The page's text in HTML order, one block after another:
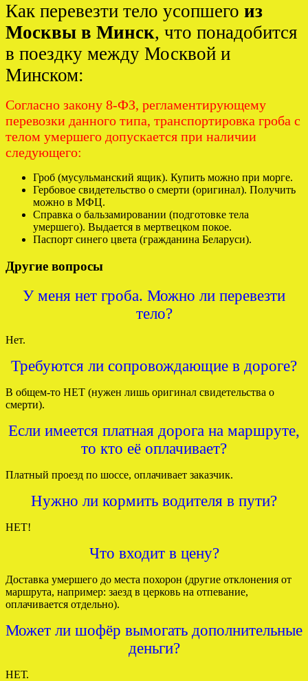
Как перевезти тело усопшего из
Москвы в Минск, что понадобится
в поездку между Москвой и
Минском:
Согласно закону 8-ФЗ, регламентирующему
перевозки данного типа, транспортировка гроба с
телом умершего допускается при наличии
следующего:
Гроб (мусульманский ящик). Купить можно при морге.
Гербовое свидетельство о смерти (оригинал). Получить
можно в МФЦ.
Справка о бальзамировании (подготовке тела
умершего). Выдается в мертвецком покое.
Паспорт синего цвета (гражданина Беларуси).
Другие вопросы
У меня нет гроба. Можно ли перевезти
тело?
Нет.
Требуются ли сопровождающие в дороге?
В общем-то НЕТ (нужен лишь оригинал свидетельства о
смерти).
Если имеется платная дорога на маршруте,
то кто её оплачивает?
Платный проезд по шоссе, оплачивает заказчик.
Нужно ли кормить водителя в пути?
НЕТ!
Что входит в цену?
Доставка умершего до места похорон (другие отклонения от
маршрута, например: заезд в церковь на отпевание,
оплачивается отдельно).
Может ли шофёр вымогать дополнительные
деньги?
НЕТ.